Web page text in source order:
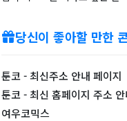
당신이 좋아할 만한
툰코 - 최신주소 안내 페이지
툰코 - 최신 홈페이지 주소
여우코믹스